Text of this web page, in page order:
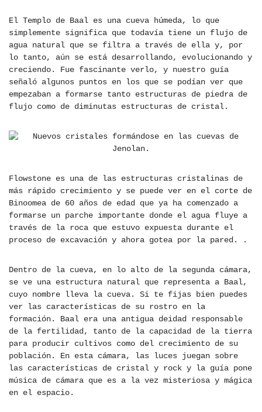
El Templo de Baal es una cueva húmeda, lo que
simplemente significa que todavía tiene un flujo de
agua natural que se filtra a través de ella y, por
lo tanto, aún se está desarrollando, evolucionando y
creciendo. Fue fascinante verlo, y nuestro guía
señaló algunos puntos en los que se podían ver que
empezaban a formarse tanto estructuras de piedra de
flujo como de diminutas estructuras de cristal.
Flowstone es una de las estructuras cristalinas de
más rápido crecimiento y se puede ver en el corte de
Binoomea de 60 años de edad que ya ha comenzado a
formarse un parche importante donde el agua fluye a
través de la roca que estuvo expuesta durante el
proceso de excavación y ahora gotea por la pared. .
Dentro de la cueva, en lo alto de la segunda cámara,
se ve una estructura natural que representa a Baal,
cuyo nombre lleva la cueva. Si te fijas bien puedes
ver las características de su rostro en la
formación. Baal era una antigua deidad responsable
de la fertilidad, tanto de la capacidad de la tierra
para producir cultivos como del crecimiento de su
población. En esta cámara, las luces juegan sobre
las características de cristal y rock y la guía pone
música de cámara que es a la vez misteriosa y mágica
en el espacio.